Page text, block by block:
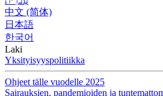
中文 (简体)
日本語
한국어
Laki
Yksityisyyspolitiikka
Ohjeet tälle vuodelle 2025
Sairauksien, pandemioiden ja